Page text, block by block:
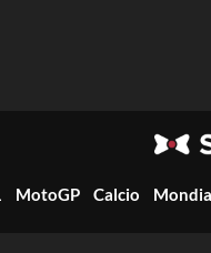
MotoGP Calcio